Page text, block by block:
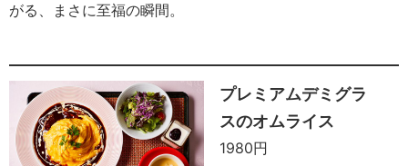
がる、まさに至福の瞬間。
プレミアムデミグラ
スのオムライス
1980円